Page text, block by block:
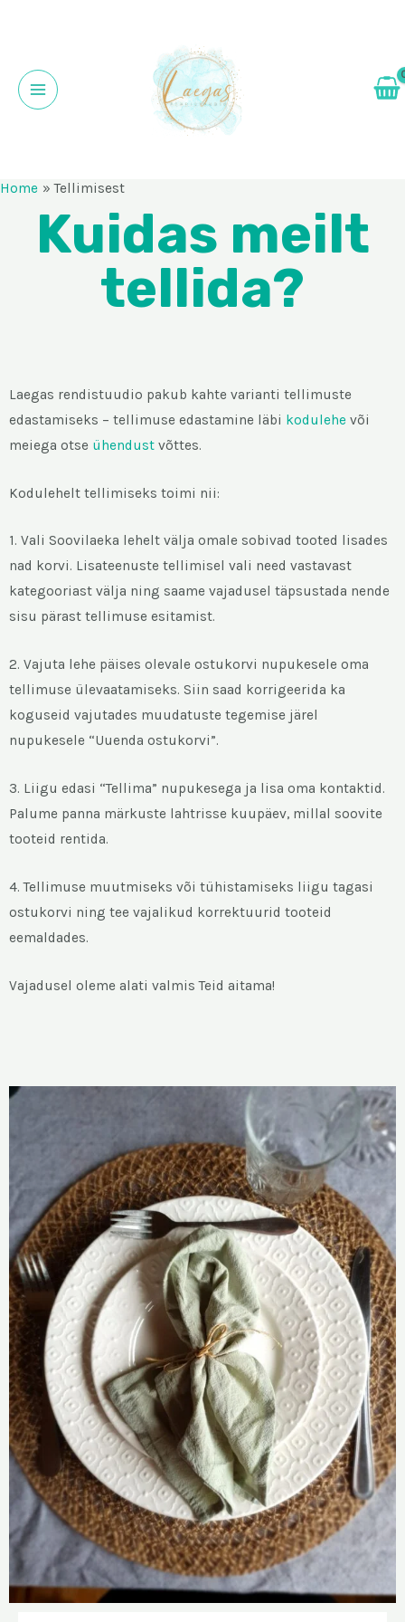
Home Tellimisest
Kuidas meilt
tellida?
Laegas rendistuudio pakub kahte varianti tellimuste
edastamiseks – tellimuse edastamine läbi kodulehe või
meiega otse ühendust võttes.
Kodulehelt tellimiseks toimi nii:
1. Vali Soovilaeka lehelt välja omale sobivad tooted lisades
nad korvi. Lisateenuste tellimisel vali need vastavast
kategooriast välja ning saame vajadusel täpsustada nende
sisu pärast tellimuse esitamist.
2. Vajuta lehe päises olevale ostukorvi nupukesele oma
tellimuse ülevaatamiseks. Siin saad korrigeerida ka
koguseid vajutades muudatuste tegemise järel
nupukesele “Uuenda ostukorvi”.
3. Liigu edasi “Tellima” nupukesega ja lisa oma kontaktid.
Palume panna märkuste lahtrisse kuupäev, millal soovite
tooteid rentida.
4. Tellimuse muutmiseks või tühistamiseks liigu tagasi
ostukorvi ning tee vajalikud korrektuurid tooteid
eemaldades.
Vajadusel oleme alati valmis Teid aitama!